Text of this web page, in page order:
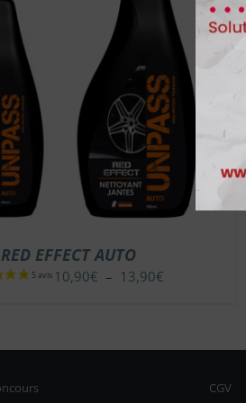
RED EFFECT AUTO
10,90€ – 13,90€
à
CGV